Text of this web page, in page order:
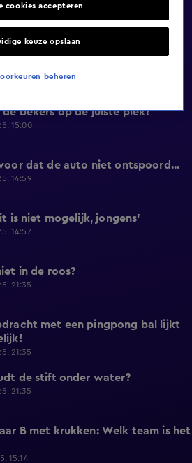
winnaar van De Alleskunner VIPS
bekers op de juiste plek?
15:00
dat de auto niet ontspoord...
14:59
is niet mogelijk, jongens'
14:57
in de roos?
21:35
met een pingpong bal lijkt
21:35
de stift onder water?
21:35
B met krukken: Welk team is het
15:14
cookies accepteren
keuze opslaan
beheren